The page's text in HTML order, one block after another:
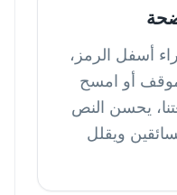
أسفل الرمز،
أو امسح
يحسن النص
ويقلل